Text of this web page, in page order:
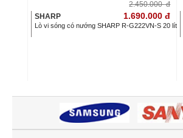
2.450.000 đ
SHARP
1.690.000 đ
Lò vi sóng có nướng SHARP R-G222VN-S 20 lít